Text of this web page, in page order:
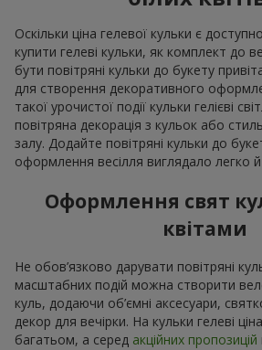
Оскільки ціна гелевої кульки є
купити гелеві кульки, як комплект до
бути повітряні кульки до букету
для створення декоративного
такої урочистої події кульки гелієві
повітряна декорація з кульок або
залу. Додайте повітряні кульки до
оформлення весілля виглядало легко
Оформлення свят
квітами
Не обов’язково дарувати повітряні
масштабних подій можна створити
куль, додаючи об’ємні аксесуари,
декор для вечірки. На кульки гелеві
багатьом, а серед акційних пропозицій